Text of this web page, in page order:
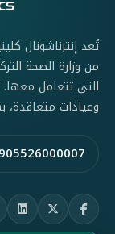
تُعد إنترناشونال
من وزارة الصحة
التي تتعامل
وعيادات متعاقدة،